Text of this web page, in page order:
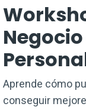
Aprende cómo
conseguir